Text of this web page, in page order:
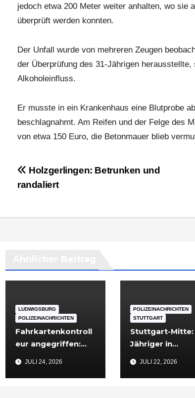
jedoch etwa 200 Meter weiter anhalten, wo sie
überprüft werden konnten.
Der Unfall wurde von mehreren Zeugen
der Überprüfung des 31-Jährigen
Alkoholeinfluss.
Er musste in ein Krankenhaus eine Blutprobe
beschlagnahmt. Am Reifen und der Felge des
von etwa 150 Euro, die Betonmauer blieb
Beitragsnavigation
Holzgerlingen: Betrunken und
randaliert
LUDWIGSBURG
POLIZEINACHRICHTEN
Fahrkartenkontroll
eur angegriffen:
Ludwigsburg in
JULI 24, 2026
POLIZEINACHRICHTEN
STUTTGART
Stuttgart-Mitte:
Jähriger in
verletzt
JULI 22, 2026